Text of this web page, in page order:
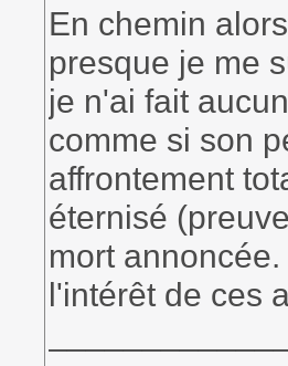
En chemin
presque je me
je n'ai fait
comme si son
affrontement
éternisé
mort
l'intérêt de ces